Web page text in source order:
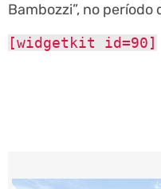
Bambozzi”, no
[widgetkit id=90]